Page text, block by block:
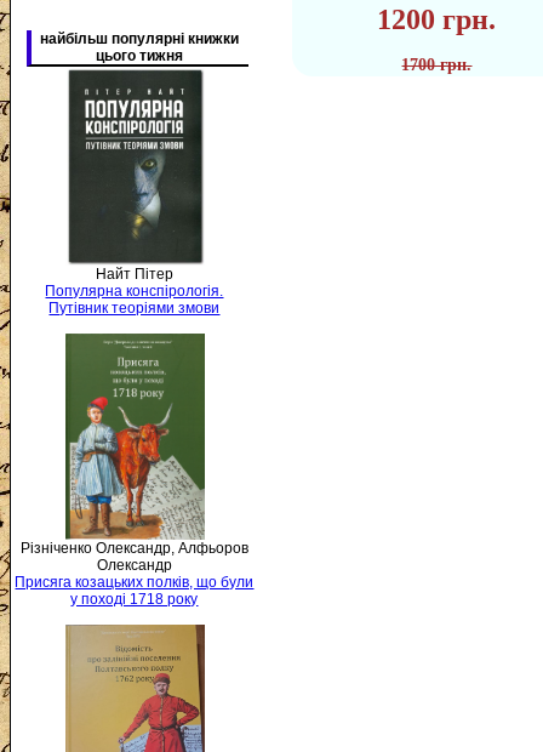
найбільш популярні книжки
цього тижня
Найт Пітер
Популярна конспірологія.
Путівник теоріями змови
Різніченко Олександр, Алфьоров
Олександр
Присяга козацьких полків, що були
у поході 1718 року
1200 грн.
1700 грн.